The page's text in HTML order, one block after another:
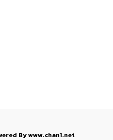
By www.chan1.net